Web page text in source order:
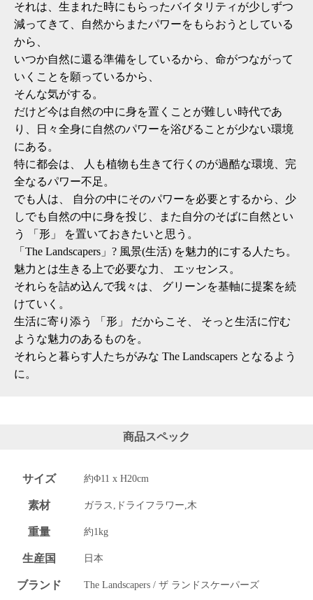
それは、生まれた時にもらったバイタリティが少しずつ
減ってきて、自然からまたパワーをもらおうとしている
から、
いつか自然に還る準備をしているから、命がつながって
いくことを願っているから、
そんな気がする。
だけど今は自然の中に身を置くことが難しい時代であ
り、日々全身に自然のパワーを浴びることが少ない環境
にある。
特に都会は、 人も植物も生きて行くのが過酷な環境、完
全なるパワー不足。
でも人は、 自分の中にそのパワーを必要とするから、少
しでも自然の中に身を投じ、また自分のそばに自然とい
う 「形」 を置いておきたいと思う。
「The Landscapers」? 風景(生活) を魅力的にする人たち。
魅力とは生きる上で必要な力、 エッセンス。
それらを詰め込んで我々は、 グリーンを基軸に提案を続
けていく。
生活に寄り添う 「形」 だからこそ、 そっと生活に佇む
ような魅力のあるものを。
それらと暮らす人たちがみな The Landscapers となるよう
に。
商品スペック
サイズ 約Φ11 x H20cm
素材 ガラス,ドライフラワー,木
重量 約1kg
生産国 日本
ブランド The Landscapers / ザ ランドスケーパーズ